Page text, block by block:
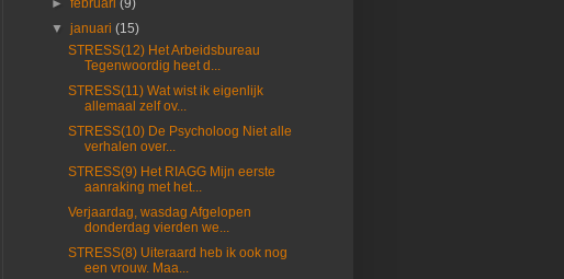
►februari(9)
▼januari(15)
STRESS(12) Het Arbeidsbureau
Tegenwoordig heet d...
STRESS(11) Wat wist ik eigenlijk
allemaal zelf ov...
STRESS(10) De Psycholoog Niet alle
verhalen over...
STRESS(9) Het RIAGG Mijn eerste
aanraking met het...
Verjaardag, wasdag Afgelopen
donderdag vierden we...
STRESS(8) Uiteraard heb ik ook nog
een vrouw. Maa...